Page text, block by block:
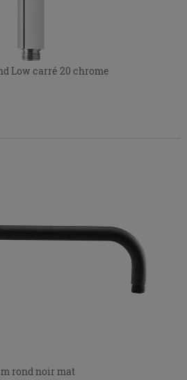
Low carré 20 chrome
rond noir mat